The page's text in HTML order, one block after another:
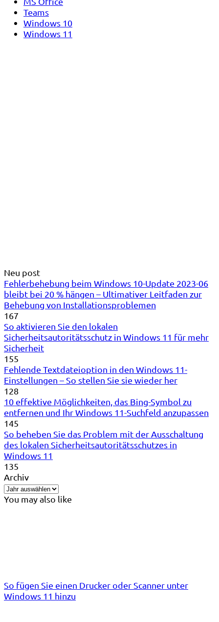
Teams
Windows 10
Windows 11
Neu post
Fehlerbehebung beim Windows 10-Update 2023-06
bleibt bei 20 % hängen – Ultimativer Leitfaden zur
Behebung von Installationsproblemen
167
So aktivieren Sie den lokalen
Sicherheitsautoritätsschutz in Windows 11 für mehr
Sicherheit
155
Fehlende Textdateioption in den Windows 11-
Einstellungen – So stellen Sie sie wieder her
128
10 effektive Möglichkeiten, das Bing-Symbol zu
entfernen und Ihr Windows 11-Suchfeld anzupassen
145
So beheben Sie das Problem mit der Ausschaltung
des lokalen Sicherheitsautoritätsschutzes in
Windows 11
135
Archiv
You may also like
So fügen Sie einen Drucker oder Scanner unter
Windows 11 hinzu